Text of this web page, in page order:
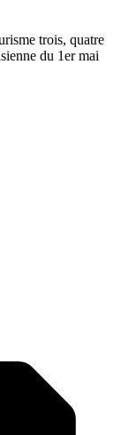
trois, quatre
du 1er mai